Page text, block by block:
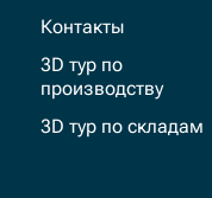
Контакты
3D тур по
производству
3D тур по складам